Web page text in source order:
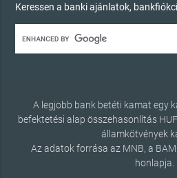
Keressen a banki ajánlatok,
A legjobb bank betéti kamat egy
befektetési alap összehasonlítás
államkötvények
Az adatok forrása az MNB, a
honlapja.